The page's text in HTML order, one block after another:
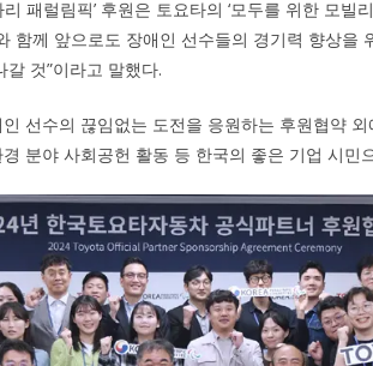
패럴림픽’ 후원은 토요타의 ‘모두를 위한 모빌
함께 앞으로도 장애인 선수들의 경기력 향상을
것”이라고 말했다.
선수의 끊임없는 도전을 응원하는 후원협약
분야 사회공헌 활동 등 한국의 좋은 기업 시민